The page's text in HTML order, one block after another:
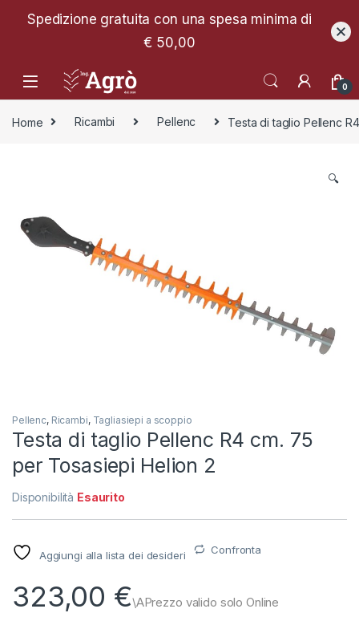
0
Home Ricambi Pellenc Testa di taglio Pellenc
🔍
Pellenc, Ricambi, Tagliasiepi a scoppio
Testa di taglio Pellenc R4 cm. 75
per Tosasiepi Helion 2
Disponibilità Esaurito
Aggiungi alla lista dei desideri Confronta
323,00 €
Spedizione gratuita con una spesa minima di
€ 50,00